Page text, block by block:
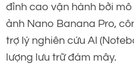
đỉnh cao vận hành bởi
ảnh Nano Banana Pro,
trợ lý nghiên cứu AI
lượng lưu trữ đám mây.